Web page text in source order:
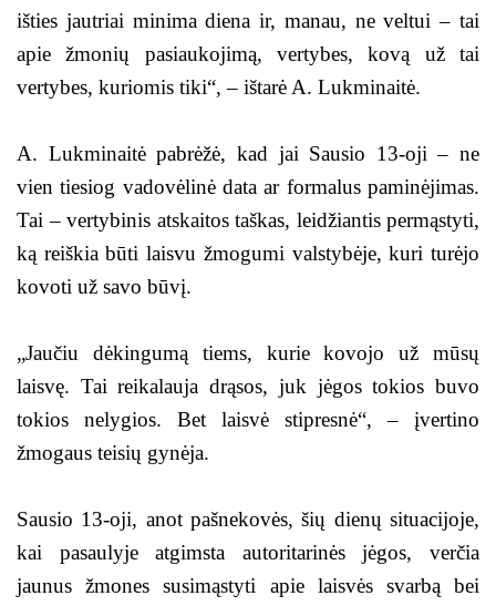
išties jautriai minima diena ir, manau, ne veltui – tai
apie žmonių pasiaukojimą, vertybes, kovą už tai
vertybes, kuriomis tiki“, – ištarė A. Lukminaitė.
A. Lukminaitė pabrėžė, kad jai Sausio 13-oji – ne
vien tiesiog vadovėlinė data ar formalus paminėjimas.
Tai – vertybinis atskaitos taškas, leidžiantis permąstyti,
ką reiškia būti laisvu žmogumi valstybėje, kuri turėjo
kovoti už savo būvį.
„Jaučiu dėkingumą tiems, kurie kovojo už mūsų
laisvę. Tai reikalauja drąsos, juk jėgos tokios buvo
tokios nelygios. Bet laisvė stipresnė“, – įvertino
žmogaus teisių gynėja.
Sausio 13-oji, anot pašnekovės, šių dienų situacijoje,
kai pasaulyje atgimsta autoritarinės jėgos, verčia
jaunus žmones susimąstyti apie laisvės svarbą bei